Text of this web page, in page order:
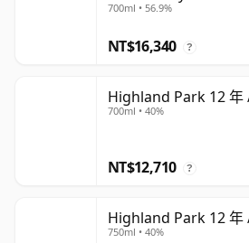
700ml • 56.9%
NT$16,340 ?
Highland Park 12
700ml • 40%
NT$12,710 ?
Highland Park 12
750ml • 40%